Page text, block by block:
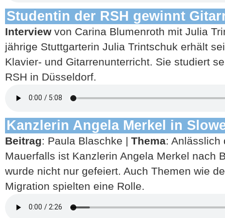
Studentin der RSH gewinnt
Interview von Carina Blumenroth mit Julia
jährige Stuttgarterin Julia Trintschuk erhält
Klavier- und Gitarrenunterricht. Sie studiert
RSH in Düsseldorf.
Kanzlerin Angela Merkel in
Beitrag: Paula Blaschke | Thema: Anlässlich
Mauerfalls ist Kanzlerin Angela Merkel nach
wurde nicht nur gefeiert. Auch Themen wie
Migration spielten eine Rolle.